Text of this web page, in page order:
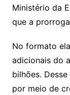
Ministério da
que a
No formato
adicionais do
bilhões.
por meio de